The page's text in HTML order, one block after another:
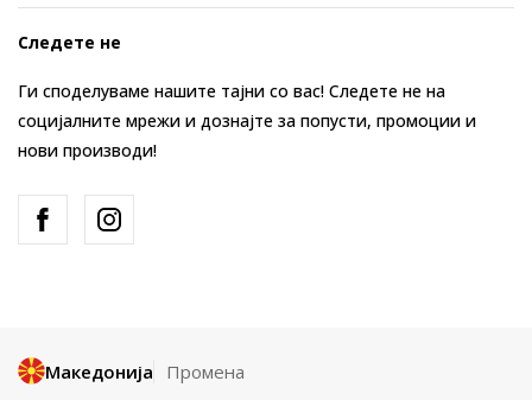
Следете не
Ги споделуваме нашите тајни со вас! Следете не на
социјалните мрежи и дознајте за попусти, промоции и
нови производи!
Македонија Промена